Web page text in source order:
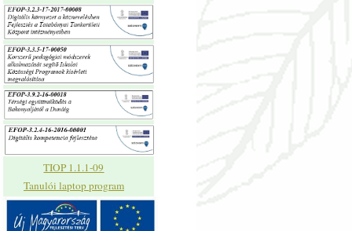
TIOP 1.1.1-09
Tanulói laptop program